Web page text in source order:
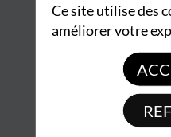
Ce site utilise des
améliorer votre